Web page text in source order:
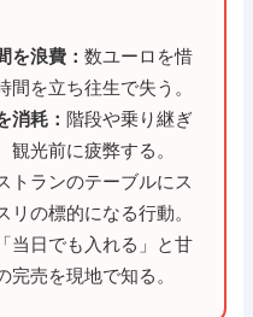
を浪費：数ユーロを惜
間を立ち往生で失う。
消耗：階段や乗り継ぎ
光前に疲弊する。
トランのテーブルにス
の標的になる行動。
「当日でも入れる」と甘
完売を現地で知る。